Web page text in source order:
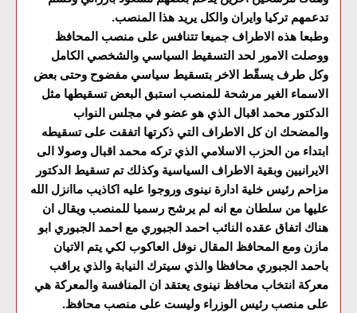
تدعمهم تركيا وايران والكل يريد هذا المنصب.
وطبعا هذه الاطراف جميعا تتنافس على منصب المحافظ
ووصلت الامور لحد التسقيط السياسي والشخصي الكامل
وكل طرف يسقّط الاخر بتسقيط سياسي مفضوح وحتى بعض
الاسماء الغير مرشحة للمنصب استبق البعض تسقيطها مثل
الدكتور محمد اقبال الذي هو عضو في مجلس النواب
والمضحك ان كل الاطراف التي ذكرتها اتفقت على تسقيطه
ابتداء من الحزب الاسلامي الذي تركه محمد اقبال وصولا الى
الايرانيين وبقية الاطراف السياسية وكذلك تم تسقيط الدكتور
مزاحم رئيس خلية ادارة نينوى وروجوا عليه اكاذيب ماانزل الله
عليها من سلطان مع انه لم يرشح رسميا للمنصب ويقال ان
هناك اتفاق عقده النائب احمد الجبوري مع احمد الجبوري ابو
مازن ومع المحافظ المقال نوفل العاكوب لكي يتم الاتيان
باحمد الجبوري محافظا والذي سيترك النيابة والذي يراقب
معركة انتخاب محافظ نينوى يعتقد ان المنافسة والمعركة هي
على منصب رئيس الوزراء وليست على منصب محافظ.